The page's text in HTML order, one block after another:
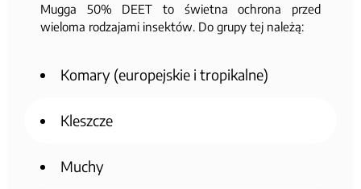
Mugga 50% DEET to świetna ochrona przed
wieloma rodzajami insektów. Do grupy tej należą:
Komary (europejskie i tropikalne)
Kleszcze
Muchy